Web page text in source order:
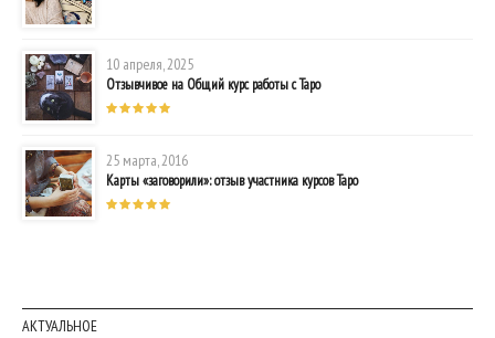
10 апреля, 2025
Отзывчивое на Общий курс работы с Таро
25 марта, 2016
Карты «заговорили»: отзыв участника курсов Таро
АКТУАЛЬНОЕ